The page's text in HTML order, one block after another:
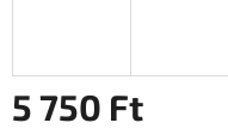
5 750 Ft